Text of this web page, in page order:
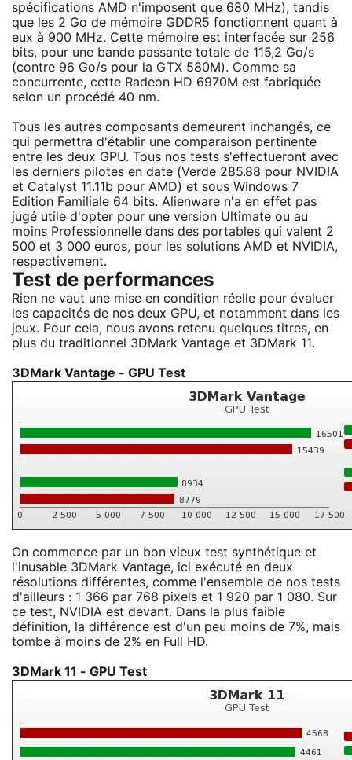
spécifications AMD n'imposent que 680 MHz), tandis
que les 2 Go de mémoire GDDR5 fonctionnent quant à
eux à 900 MHz. Cette mémoire est interfacée sur 256
bits, pour une bande passante totale de 115,2 Go/s
(contre 96 Go/s pour la GTX 580M). Comme sa
concurrente, cette Radeon HD 6970M est fabriquée
selon un procédé 40 nm.
Tous les autres composants demeurent inchangés, ce
qui permettra d'établir une comparaison pertinente
entre les deux GPU. Tous nos tests s'effectueront avec
les derniers pilotes en date (Verde 285.88 pour NVIDIA
et Catalyst 11.11b pour AMD) et sous Windows 7
Edition Familiale 64 bits. Alienware n'a en effet pas
jugé utile d'opter pour une version Ultimate ou au
moins Professionnelle dans des portables qui valent 2
500 et 3 000 euros, pour les solutions AMD et NVIDIA,
respectivement.
Test de performances
Rien ne vaut une mise en condition réelle pour évaluer
les capacités de nos deux GPU, et notamment dans les
jeux. Pour cela, nous avons retenu quelques titres, en
plus du traditionnel 3DMark Vantage et 3DMark 11.
3DMark Vantage - GPU Test
On commence par un bon vieux test synthétique et
l'inusable 3DMark Vantage, ici exécuté en deux
résolutions différentes, comme l'ensemble de nos tests
d'ailleurs : 1 366 par 768 pixels et 1 920 par 1 080. Sur
ce test, NVIDIA est devant. Dans la plus faible
définition, la différence est d'un peu moins de 7%, mais
tombe à moins de 2% en Full HD.
3DMark 11 - GPU Test